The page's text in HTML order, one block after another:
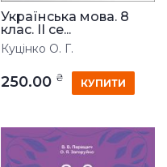
Українська мова. 8
клас. ІІ се...
Куцінко О. Г.
250.00 ₴ КУПИТИ